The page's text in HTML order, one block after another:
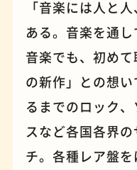
「音楽には人と
ある。音楽を通
音楽でも、初め
の新作」との想
るまでのロック
スなど各国各界
チ。各種レア盤